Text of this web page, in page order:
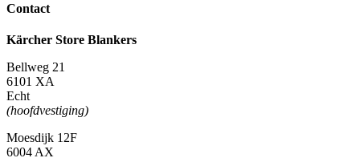
Contact
Kärcher Store Blankers
Bellweg 21
6101 XA
Echt
(hoofdvestiging)
Moesdijk 12F
6004 AX